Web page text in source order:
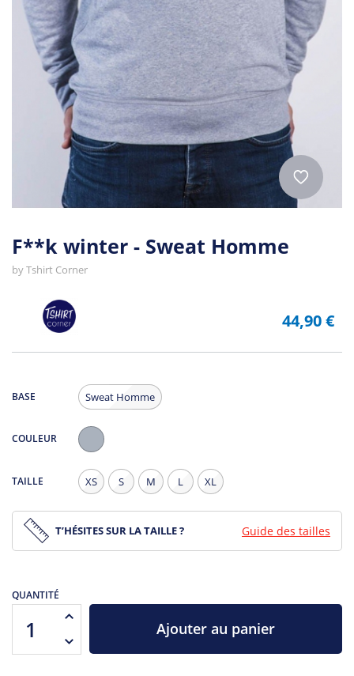
F**k winter - Sweat Homme
byTshirt Corner
44,90 €
BASE Sweat Homme
COULEUR
Chiné
TAILLE XS S M L XL
T’HÉSITES SUR LA TAILLE ? Guide des tailles
QUANTITÉ
Ajouter au panier